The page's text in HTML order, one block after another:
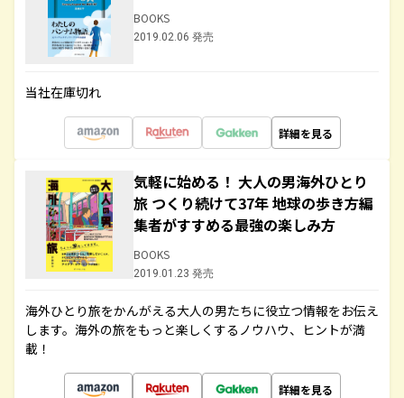
BOOKS
2019.02.06 発売
当社在庫切れ
詳細を見る
気軽に始める！ 大人の男海外ひとり
旅 つくり続けて37年 地球の歩き方編
集者がすすめる最強の楽しみ方
BOOKS
2019.01.23 発売
海外ひとり旅をかんがえる大人の男たちに役立つ情報をお伝え
します。海外の旅をもっと楽しくするノウハウ、ヒントが満
載！
詳細を見る